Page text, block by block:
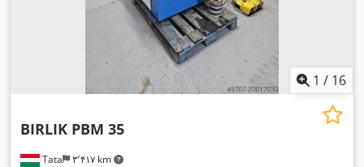
1 / 16
Tata ۳٬۴۱۷ km
BIRLIK PBM 35